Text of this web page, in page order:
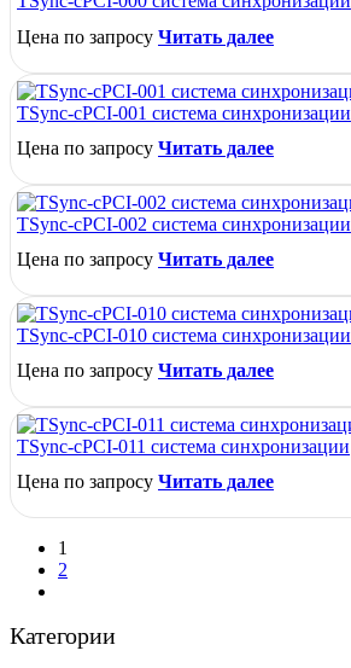
Цена по запросу Читать далее
TSync-cPCI-001 система синхронизации
Цена по запросу Читать далее
TSync-cPCI-002 система синхронизации
Цена по запросу Читать далее
TSync-cPCI-010 система синхронизации
Цена по запросу Читать далее
TSync-cPCI-011 система синхронизации
Цена по запросу Читать далее
1
2
Категории